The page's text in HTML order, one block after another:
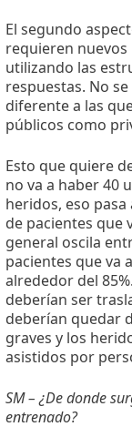
El segundo
requieren
utilizando las
respuestas. No
diferente a las
públicos como
Esto que quiere
no va a haber 40
heridos, eso
de pacientes que
general oscila
pacientes que va
alrededor del
deberían ser
deberían quedar
graves y los
asistidos por
SM – ¿De donde
entrenado?